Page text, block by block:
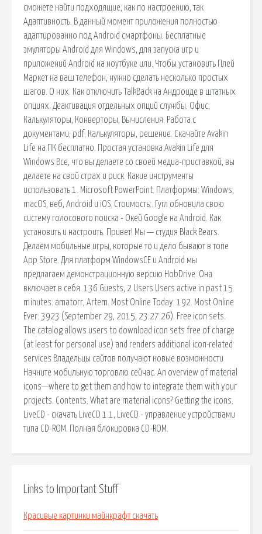
сможете найти подходящие, как по настроению, так
Адаптивность. В данный момент приложения полностью
адаптированно под Android смартфоны. Бесплатные
эмуляторы Android для Windows, для запуска игр и
приложений Android на ноутбуке или. Чтобы установить Плей
Маркет на ваш телефон, нужно сделать несколько простых
шагов. О них. Как отключить TalkBack на Андроиде в штатных
опциях. Деактивация отдельных опций службы. Офис,
Калькуляторы, Конверторы, Вычисления. Работа с
документами; pdf; Калькуляторы, решение. Скачайте Avakin
Life на ПК бесплатно. Простая установка Avakin Life для
Windows Все, что вы делаете со своей медиа-приставкой, вы
делаете на свой страх и риск. Какие инструменты
использовать 1. Microsoft PowerPoint. Платформы: Windows,
macOS, веб, Android и iOS. Стоимость:. Гугл обновила свою
систему голосового поиска - Окей Google на Android. Как
установить и настроить. Привет! Мы — студия Black Bears.
Делаем мобильные игры, которые то и дело бывают в топе
App Store. Для платформ WindowsCE и Android мы
предлагаем демонстрационную версию HobDrive. Она
включает в себя. 136 Guests, 2 Users Users active in past 15
minutes: amatorr, Artem. Most Online Today: 192. Most Online
Ever: 3923 (September 29, 2015, 23:27:26). Free icon sets.
The catalog allows users to download icon sets free of charge
(at least for personal use) and renders additional icon-related
services Владельцы сайтов получают новые возможности
Начните мобильную торговлю сейчас. An overview of material
icons—where to get them and how to integrate them with your
projects. Contents. What are material icons? Getting the icons.
LiveCD - скачать LiveCD 1.1, LiveCD - управление устройствами
типа CD-ROM. Полная блокировка CD-ROM.
Links to Important Stuff
Красивые картинки майнкрафт скачать